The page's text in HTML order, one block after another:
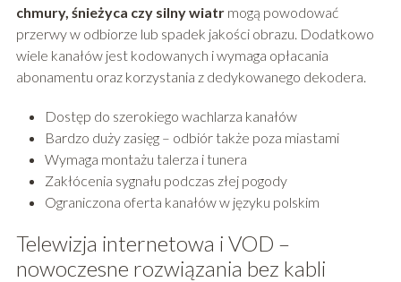
chmury, śnieżyca czy silny wiatrmogą powodować
przerwy w odbiorze lub spadek jakości obrazu. Dodatkowo
wiele kanałów jest kodowanych i wymaga opłacania
abonamentu oraz korzystania z dedykowanego dekodera.
Dostęp do szerokiego wachlarza kanałów
Bardzo duży zasięg – odbiór także poza miastami
Wymaga montażu talerza i tunera
Zakłócenia sygnału podczas złej pogody
Ograniczona oferta kanałów w języku polskim
Telewizja internetowa i VOD –
nowoczesne rozwiązania bez kabli